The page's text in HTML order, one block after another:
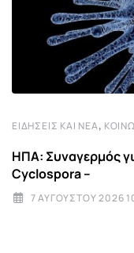
ΕΙΔΉΣΕΙΣ ΚΑΙ ΝΈΑ,
ΗΠΑ: Συναγερμός
Cyclospora –
7 ΑΥΓΟΎΣΤΟΥ 2026